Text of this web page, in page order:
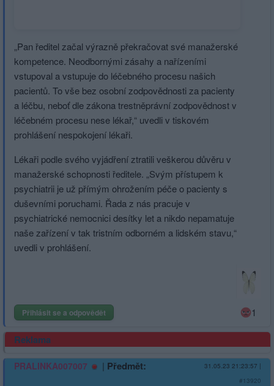
„Pan ředitel začal výrazně překračovat své manažerské
kompetence. Neodbornými zásahy a nařízeními
vstupoval a vstupuje do léčebného procesu našich
pacientů. To vše bez osobní zodpovědnosti za pacienty
a léčbu, neboť dle zákona trestněprávní zodpovědnost v
léčebném procesu nese lékař,“ uvedli v tiskovém
prohlášení nespokojení lékaři.
Lékaři podle svého vyjádření ztratili veškerou důvěru v
manažerské schopnosti ředitele. „Svým přístupem k
psychiatrii je už přímým ohrožením péče o pacienty s
duševními poruchami. Řada z nás pracuje v
psychiatrické nemocnici desítky let a nikdo nepamatuje
naše zařízení v tak tristním odborném a lidském stavu,“
uvedli v prohlášení.
Přihlásit se a odpovědět 1
Reklama
PRALINKA007007 | Předmět: 31.05.23 21:23:57 |
#13920